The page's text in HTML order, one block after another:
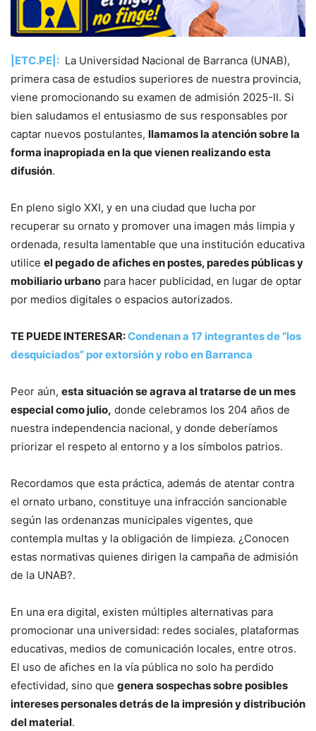
|ETC.PE|: La Universidad Nacional de Barranca (UNAB),
primera casa de estudios superiores de nuestra provincia,
viene promocionando su examen de admisión 2025-II. Si
bien saludamos el entusiasmo de sus responsables por
captar nuevos postulantes, llamamos la atención sobre la
forma inapropiada en la que vienen realizando esta
difusión.
En pleno siglo XXI, y en una ciudad que lucha por
recuperar su ornato y promover una imagen más limpia y
ordenada, resulta lamentable que una institución educativa
utilice el pegado de afiches en postes, paredes públicas y
mobiliario urbano para hacer publicidad, en lugar de optar
por medios digitales o espacios autorizados.
TE PUEDE INTERESAR:Condenan a 17 integrantes de “los
desquiciados” por extorsión y robo en Barranca
Peor aún, esta situación se agrava al tratarse de un mes
especial como julio, donde celebramos los 204 años de
nuestra independencia nacional, y donde deberíamos
priorizar el respeto al entorno y a los símbolos patrios.
Recordamos que esta práctica, además de atentar contra
el ornato urbano, constituye una infracción sancionable
según las ordenanzas municipales vigentes, que
contempla multas y la obligación de limpieza. ¿Conocen
estas normativas quienes dirigen la campaña de admisión
de la UNAB?.
En una era digital, existen múltiples alternativas para
promocionar una universidad: redes sociales, plataformas
educativas, medios de comunicación locales, entre otros.
El uso de afiches en la vía pública no solo ha perdido
efectividad, sino que genera sospechas sobre posibles
intereses personales detrás de la impresión y distribución
del material.